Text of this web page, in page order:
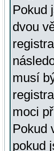
Pokud
dvou
musí
moci
Pokud
pokud